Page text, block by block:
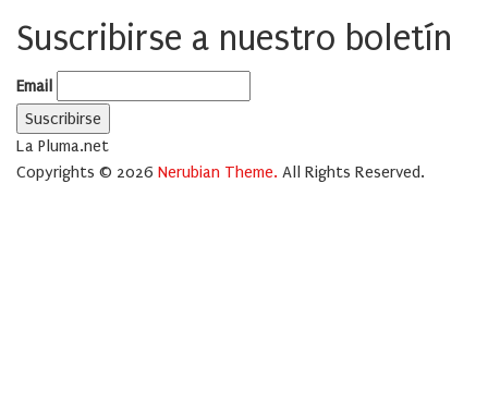
Suscribirse a nuestro boletín
Email
La Pluma.net
Copyrights © 2026 Nerubian Theme. All Rights Reserved.